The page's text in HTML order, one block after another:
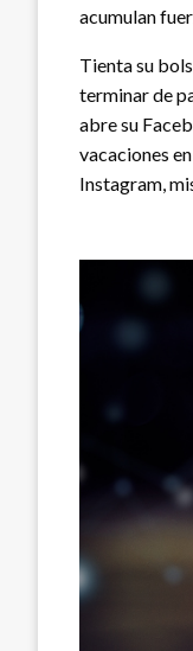
acumulan
Tienta su
terminar de
abre su
vacaciones
Instagram,